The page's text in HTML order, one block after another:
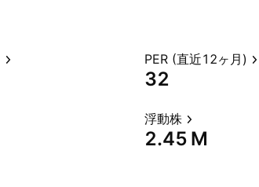
PER (直近12ヶ月)
32
浮動株
‪2.45 M‬